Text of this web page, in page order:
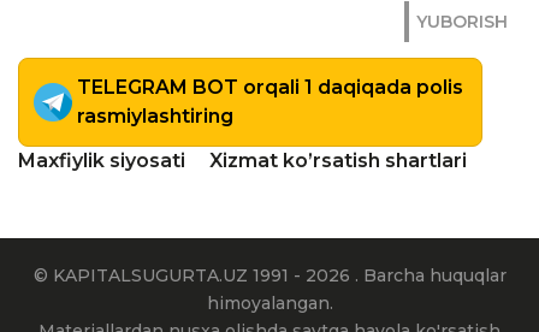
YUBORISH
TELEGRAM BOT orqali 1 daqiqada polis
rasmiylashtiring
Maxfiylik siyosati
Xizmat ko’rsatish shartlari
© KAPITALSUGURTA.UZ 1991 - 2026 . Barcha huquqlar
himoyalangan.